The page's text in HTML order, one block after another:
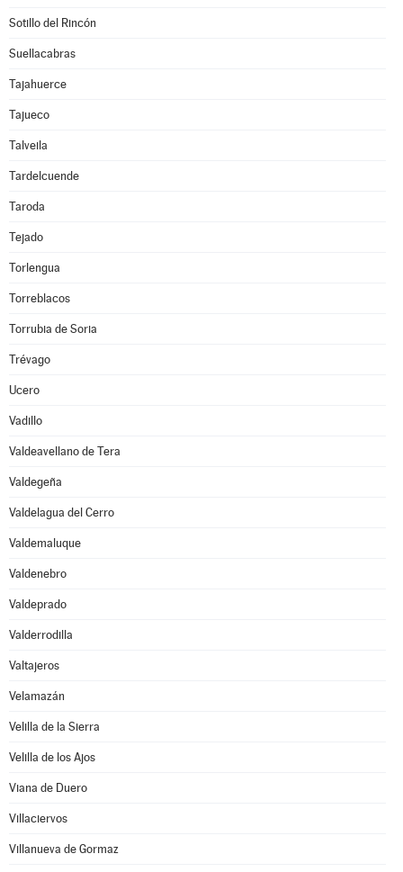
Sotillo del Rincón
Suellacabras
Tajahuerce
Tajueco
Talveila
Tardelcuende
Taroda
Tejado
Torlengua
Torreblacos
Torrubia de Soria
Trévago
Ucero
Vadillo
Valdeavellano de Tera
Valdegeña
Valdelagua del Cerro
Valdemaluque
Valdenebro
Valdeprado
Valderrodilla
Valtajeros
Velamazán
Velilla de la Sierra
Velilla de los Ajos
Viana de Duero
Villaciervos
Villanueva de Gormaz